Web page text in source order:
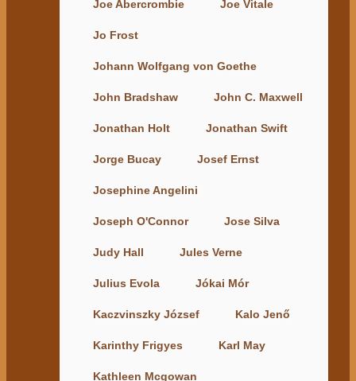
Joe Abercrombie Joe Vitale
Jo Frost
Johann Wolfgang von Goethe
John Bradshaw John C. Maxwell
Jonathan Holt Jonathan Swift
Jorge Bucay Josef Ernst
Josephine Angelini
Joseph O'Connor Jose Silva
Judy Hall Jules Verne
Julius Evola Jókai Mór
Kaczvinszky József Kalo Jenő
Karinthy Frigyes Karl May
Kathleen Mcgowan